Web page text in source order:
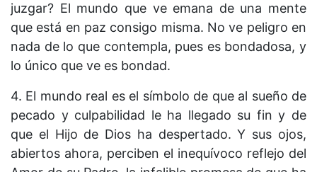
juzgar? El mundo que ve emana de una mente
que está en paz consigo misma. No ve peligro en
nada de lo que contempla, pues es bondadosa, y
lo único que ve es bondad.
4. El mundo real es el símbolo de que al sueño de
pecado y culpabilidad le ha llegado su fin y de
que el Hijo de Dios ha despertado. Y sus ojos,
abiertos ahora, perciben el inequívoco reflejo del